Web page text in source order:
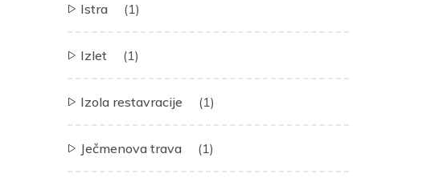
Istra (1)
Izlet (1)
Izola restavracije (1)
Ječmenova trava (1)